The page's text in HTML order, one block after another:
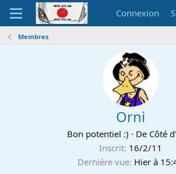
Connexion
Membres
Orni
Bon potentiel :) · De Côté
Inscrit 16/2/11
Dernière vue Hier à